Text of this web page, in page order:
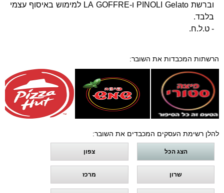
וברשת PINOLI Gelato ו-LA GOFFRE למימוש באיסוף עצמי
בלבד.
- ט.ל.ח.
הרשתות המכבדות את השובר:
להלן רשימת העסקים המכבדים את השובר:
הצג הכל צפון
שרון מרכז